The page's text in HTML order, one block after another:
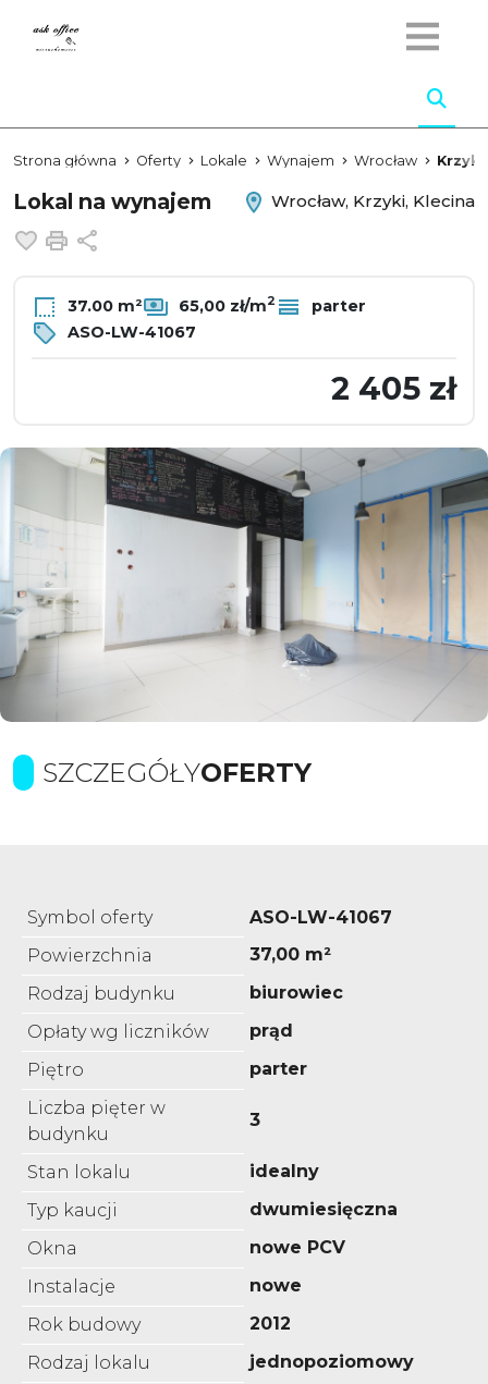
Strona główna Oferty Lokale Wynajem Wrocław Krzyki
Lokal na wynajem
Wrocław, Krzyki, Klecina
Dodaj do ulubionych
Drukuj
37.00 m² 65,00 zł/m2
parter
ASO-LW-41067
2 405 zł
SZCZEGÓŁYOFERTY
Symbol oferty
ASO-LW-41067
Powierzchnia
37,00 m²
Rodzaj budynku
biurowiec
Opłaty wg liczników
prąd
Piętro
parter
Liczba pięter w
budynku
3
Stan lokalu
idealny
Typ kaucji
dwumiesięczna
Okna
nowe PCV
Instalacje
nowe
Rok budowy
2012
Rodzaj lokalu
jednopoziomowy